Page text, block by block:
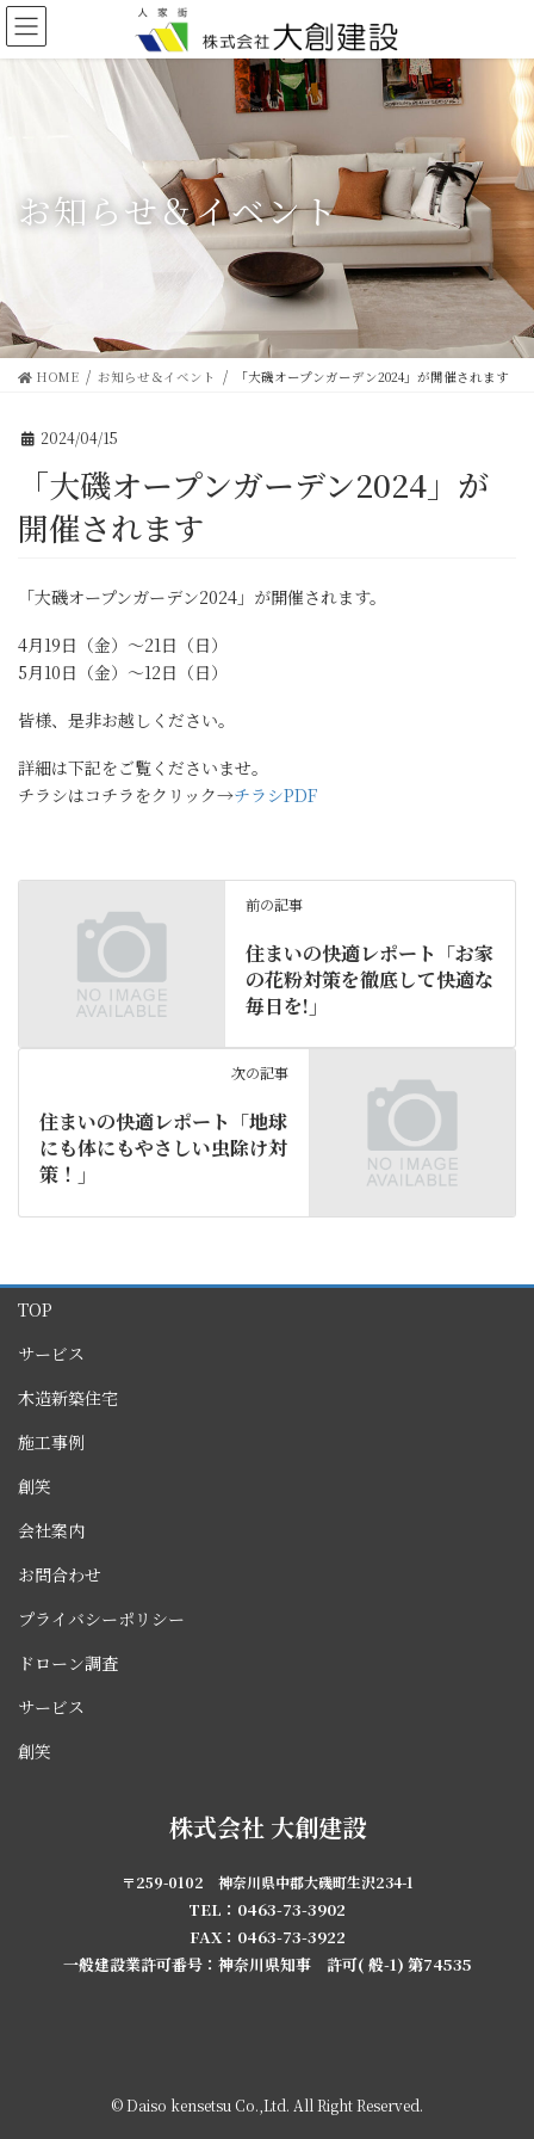
コ
ン
テ
ナ
ビ
ゲ
お知らせ＆イベント
HOME お知らせ＆イベント 「大磯オープンガーデン2024」が開催されます
2024/04/15
「大磯オープンガーデン2024」が
開催されます
「大磯オープンガーデン2024」が開催されます。
4月19日（金）〜21日（日）
5月10日（金）〜12日（日）
皆様、是非お越しください。
詳細は下記をご覧くださいませ。
チラシはコチラをクリック→チラシPDF
前の記事
住まいの快適レポート「お家
の花粉対策を徹底して快適な
毎日を!」
次の記事
住まいの快適レポート「地球
にも体にもやさしい虫除け対
策！」
TOP
サービス
木造新築住宅
施工事例
創笑
会社案内
お問合わせ
プライバシーポリシー
ドローン調査
サービス
創笑
株式会社 大創建設
〒259-0102 神奈川県中郡大磯町生沢234-1
TEL：0463-73-3902
FAX：0463-73-3922
一般建設業許可番号：神奈川県知事 許可( 般-1) 第74535
© Daiso kensetsu Co.,Ltd. All Right Reserved.